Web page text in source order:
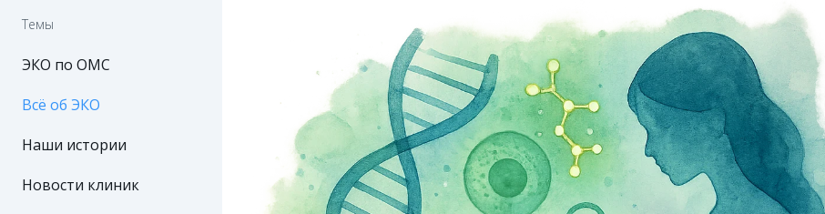
Темы
ЭКО по ОМС
Всё об ЭКО
Наши истории
Новости клиник